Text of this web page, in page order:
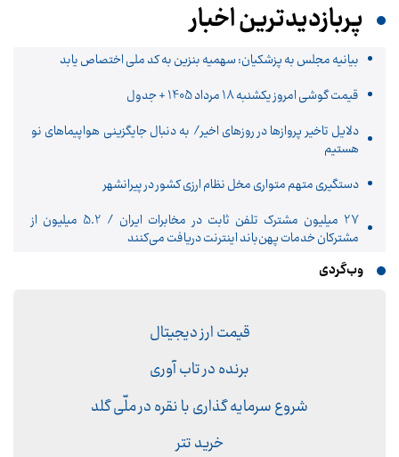
پربازدیدترین اخبار
بیانیه مجلس به پزشکیان: سهمیه بنزین به کد ملی اختصاص یابد
قیمت گوشی امروز یکشنبه 18 مرداد 1405 + جدول
دلایل تاخیر پروازها در روزهای اخیر/ به دنبال جایگزینی هواپیماهای نو
هستیم
دستگیری متهم متواری مخل نظام ارزی کشور در پیرانشهر
27 میلیون مشترک تلفن ثابت در مخابرات ایران / 5.2 میلیون از
مشترکان خدمات پهن‌باند اینترنت دریافت می‌کنند
وب‌گردی
قیمت ارز دیجیتال
برنده در تاب آوری
شروع سرمایه گذاری با نقره در ملّی گلد
خرید تتر